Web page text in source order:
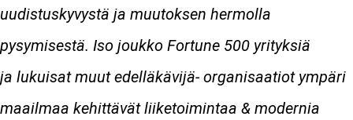
uudistuskyvystä ja muutoksen hermolla
pysymisestä. Iso joukko Fortune 500 yrityksiä
ja lukuisat muut edelläkävijä- organisaatiot ympäri
maailmaa kehittävät liiketoimintaa & modernia